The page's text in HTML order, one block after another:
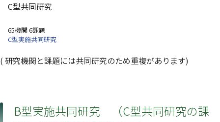
C型共同研究
65機関 6課題
C型実施共同研究
( 研究機関と課題には共同研究のため重複があります)
B型実施共同研究 （C型共同研究の課